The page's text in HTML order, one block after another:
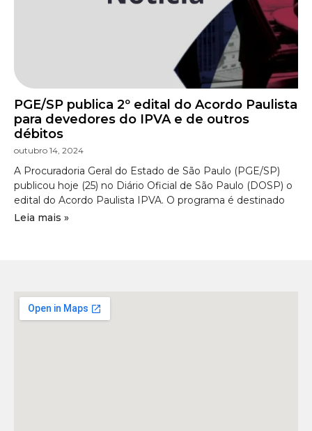
PGE/SP publica 2º edital do Acordo Paulista
para devedores do IPVA e de outros
débitos
outubro 14, 2024
A Procuradoria Geral do Estado de São Paulo (PGE/SP)
publicou hoje (25) no Diário Oficial de São Paulo (DOSP) o
edital do Acordo Paulista IPVA. O programa é destinado
Leia mais »